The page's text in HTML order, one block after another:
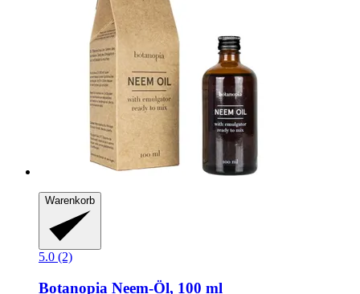
Warenkorb
5.0 (2)
Botanopia Neem-​Öl, 100 ml